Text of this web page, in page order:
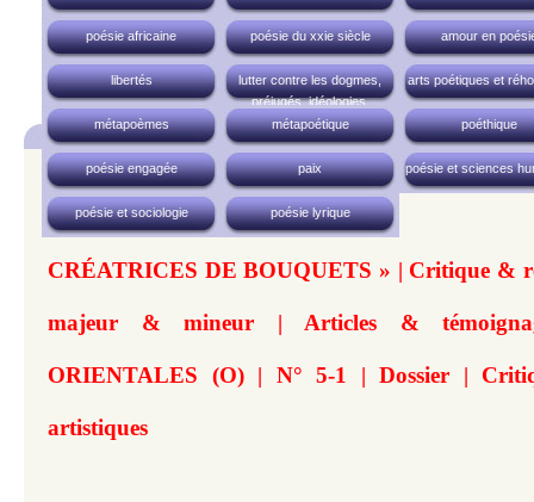
poésie africaine poésie du xxie siècle amour en
libertés
lutter contre les dogmes,
préjugés, idéologies,
fondamentalismes, etc.
arts poétiques et
métapoèmes métapoétique poéthique
poésie engagée paix poésie et sciences
poésie et sociologie poésie lyrique
CRÉATRICES DE BOUQUETS » | Critique &
majeur & mineur | Articles &
ORIENTALES (O) | N° 5-1 | Dossier |
artistiques